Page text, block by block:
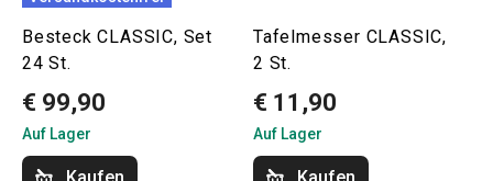
Besteck CLASSIC, Set
24 St.
€ 99,90
Auf Lager
Tafelmesser CLASSIC,
2 St.
€ 11,90
Auf Lager